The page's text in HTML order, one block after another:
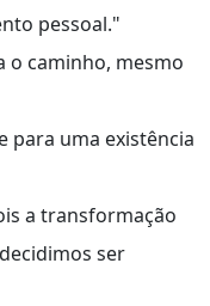
pessoal."
o caminho, mesmo
para uma existência
a transformação
ser